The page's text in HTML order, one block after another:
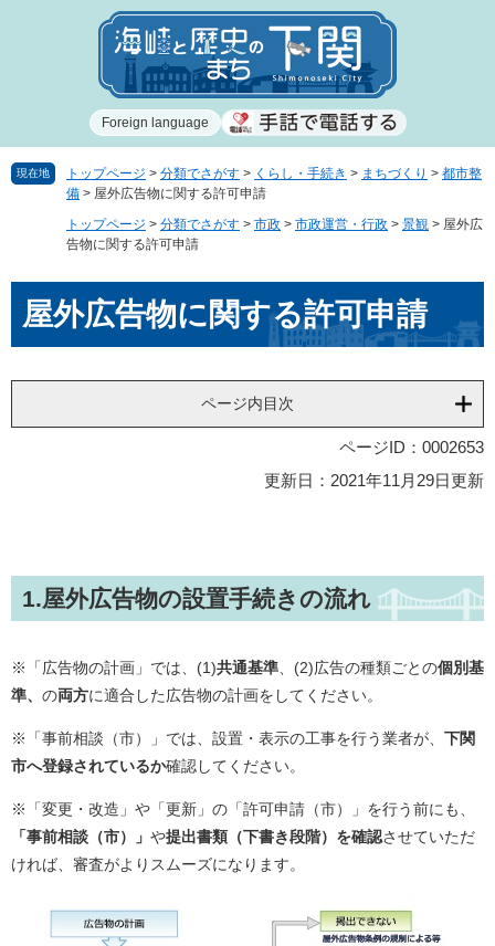
で
ば
Foreign language
現在地 トップページ > 分類でさがす > くらし・手続き > まちづくり > 都市整
備 > 屋外広告物に関する許可申請
トップページ > 分類でさがす > 市政 > 市政運営・行政 > 景観 > 屋外広
告物に関する許可申請
屋外広告物に関する許可申請
ページ内目次
ページID：0002653
更新日：2021年11月29日更新
1.屋外広告物の設置手続きの流れ
※「広告物の計画」では、(1)共通基準 、(2)広告の種類ごとの個別基
準、 の両方に適合した広告物の計画をしてください。
※「事前相談（市）」では、設置・表示の工事を行う業者が、 下関
市へ登録されているか確認してください。
※「変更・改造」や「更新」の「許可申請（市）」を行う前にも、
「事前相談（市）」 や提出書類（下書き段階）を確認させていただ
ければ、審査がよりスムーズになります。